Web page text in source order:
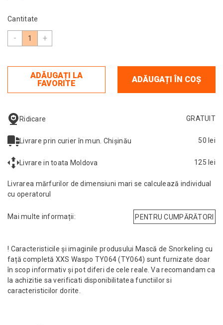
Cantitate
- +
ADĂUGAȚI LA
FAVORITE
ADĂUGAȚI ÎN COȘ
Ridicare GRATUIT
Livrare prin curier în mun. Chișinău 50 lei
Livrare in toata Moldova 125 lei
Livrarea mărfurilor de dimensiuni mari se calculează individual
cu operatorul
Mai multe informații: PENTRU CUMPĂRĂTORI
! Caracteristicile și imaginile produsului Mască de Snorkeling cu
față completă XXS Waspo TY064 (TY064) sunt furnizate doar
în scop informativ și pot diferi de cele reale. Va recomandam ca
la achizitie sa verificati disponibilitatea functiilor si
caracteristicilor dorite.